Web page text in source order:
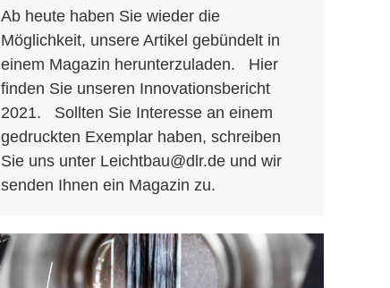
Ab heute haben Sie wieder die
Möglichkeit, unsere Artikel gebündelt in
einem Magazin herunterzuladen. Hier
finden Sie unseren Innovationsbericht
2021. Sollten Sie Interesse an einem
gedruckten Exemplar haben, schreiben
Sie uns unter Leichtbau@dlr.de und wir
senden Ihnen ein Magazin zu.